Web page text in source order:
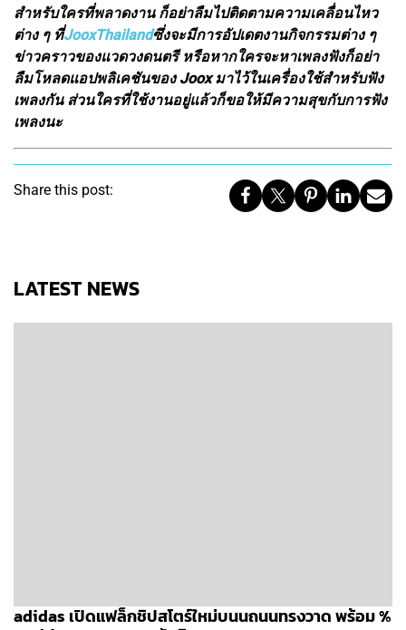
สำหรับใครที่พลาดงาน ก็อย่าลืมไปติดตามความเคลื่อนไหว
ต่าง ๆ ที่JooxThailandซึ่งจะมีการอัปเดตงานกิจกรรมต่าง ๆ
ข่าวคราวของแวดวงดนตรี หรือหากใครจะหาเพลงฟังก็อย่า
ลืมโหลดแอปพลิเคชันของ Joox มาไว้ในเครื่องใช้สำหรับฟัง
เพลงกัน ส่วนใครที่ใช้งานอยู่แล้วก็ขอให้มีความสุขกับการฟัง
เพลงนะ
Share this post:
LATEST NEWS
adidas เปิดแฟล็กชิปสโตร์ใหม่บนนถนนทรงวาด พร้อม %